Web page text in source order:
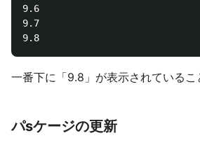
9.6
9.7
一番下に「9.8」が表示されているこ
パsケージの更新